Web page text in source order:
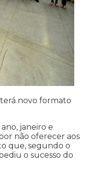
novo formato
janeiro e
não oferecer aos
que, segundo o
o sucesso do